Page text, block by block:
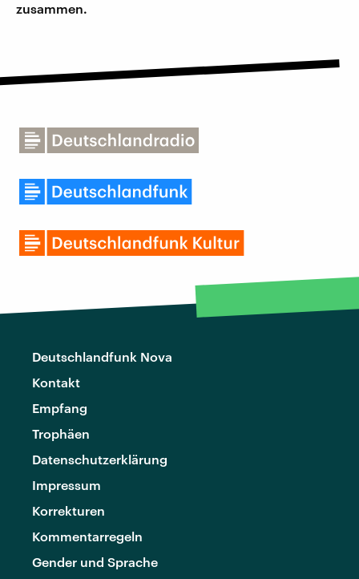
zusammen.
Deutschlandfunk Nova
Kontakt
Empfang
Trophäen
Datenschutzerklärung
Impressum
Korrekturen
Kommentarregeln
Gender und Sprache